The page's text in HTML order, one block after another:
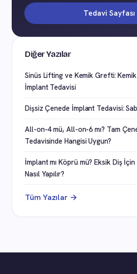
Tedavi Sayfası
Diğer Yazılar
Sinüs Lifting ve Kemik Grefti:
İmplant Tedavisi
Dişsiz Çenede İmplant Tedavisi:
All-on-4 mü, All-on-6 mı? Tam
Tedavisinde Hangisi Uygun?
İmplant mı Köprü mü? Eksik Diş
Nasıl Yapılır?
Tüm Yazılar →